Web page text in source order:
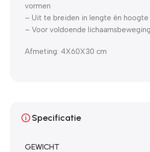
vormen
– Uit te breiden in lengte én hoogte
– Voor voldoende
Afmeting: 4X60X30 cm
Specificatie
GEWICHT